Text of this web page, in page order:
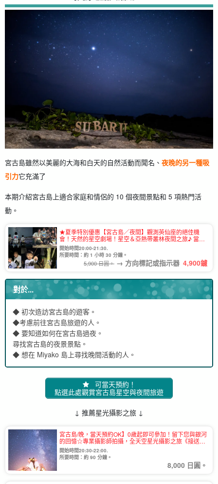
2.8.(viii) Xi'annazaki: 360° 夜景點。
(9) Makiyama 天文台：可眺望伊良布島的夜景和星空
⑩ Higa Road 公園：面對東海的壯觀景點。
宮古島旅遊 開始處理租車業務！
享受宮古島之夜的五項熱門活動
4.1. 認識宮古島上的獨特生物！ 叢林夜遊
感覺就像在星空下冒險 夜間皮划艇（獨木舟）
由專家導遊解說的緊張時間！ 宮古島觀星之旅
4.5.由經驗豐富的攝影師指導！ 宮古島上珍貴的星空攝影
（照片）之旅。
5.有關宮古島住宿的常見問題 (FAQ)
6.摘要
宮古島雖然以美麗的大海和白天的自然活動而聞名、 夜晚的另一種吸
引力它充滿了
本期介紹宮古島上適合家庭和情侶的 10 個夜間景點和 5 項熱門活
動。
★夏季特別優惠【宮古島／夜間】觀測英仙座的絕佳機
會！天然的星空劇場！星空＆亞熱帶叢林夜間之旅♪ 當日
預約OK！推薦給攜帶孩童的家庭及團體旅遊（No.916）
開始時間20:00-21:30.
所要時間：約 1 小時 30 分鐘。
5,900 日圓。 → 方向標記或指示器 4,900鑢
對於...
◆ 初次造訪宮古島的遊客。
◆考慮前往宮古島旅遊的人。
◆ 要知道如何在宮古島過夜。
尋找宮古島的夜景景點。
◆ 想在 Miyako 島上尋找晚間活動的人。
可當天預約！
點選此處觀賞宮古島星空與夜間旅遊
↓ 推薦星光攝影之旅 ↓
宮古島/晚，當天預約OK】0歲起即可參加！留下您與銀河
的回憶☆專業攝影師拍攝，全天空星光攝影之旅《接送服
務》（No.773）
開始時間20:30-22:00.
所要時間：約 90 分鐘。
8,000 日圓。